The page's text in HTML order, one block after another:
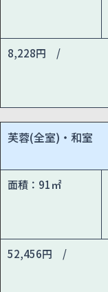
8,228円 /
芙蓉(全室)・和室
面積：91㎡
52,456円 /